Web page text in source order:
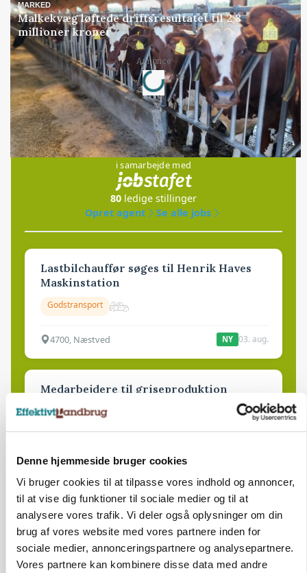
Denne hjemmeside bruger cookies
Vi bruger cookies til at tilpasse vores indhold og annoncer,
til at vise dig funktioner til sociale medier og til at
analysere vores trafik. Vi deler også oplysninger om din
brug af vores website med vores partnere inden for
sociale medier, annonceringspartnere og analysepartnere.
Vores partnere kan kombinere disse data med andre
MARKED
Malkekvæg løftede driftsresultatet til 2,8
millioner kroner
Annonce
Loading...
Jobs
i samarbejde med
80 ledige stillinger
Opret agent
Se alle jobs
Lastbilchauffør søges til Henrik Haves
Maskinstation
Godstransport
4700, Næstved NY 03. aug.
Medarbejdere til griseproduktion
Grise
9681, Ranum
Kalvepasser til ejendom i udvikling søges
Kalve